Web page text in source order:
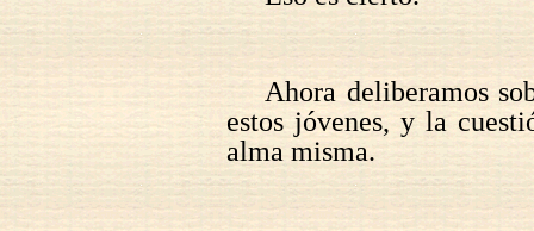
Ahora deliberamos
estos jóvenes, y la
alma misma.